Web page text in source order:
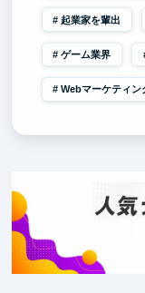
起業家を輩出
ゲーム業界
Webマーケティン